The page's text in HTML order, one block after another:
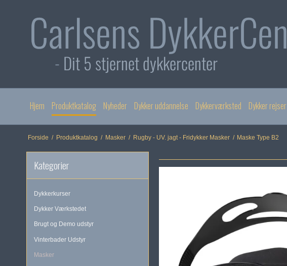
Hjem Produktkatalog Nyheder Dykker uddannelse Dykkerværksted Dykker rejser
Forside / Produktkatalog / Masker / Rugby - UV. jagt - Fridykker Masker / Maske Type B2
Kategorier
Dykkerkurser
Dykker Værkstedet
Brugt og Demo udstyr
Vinterbader Udstyr
Masker